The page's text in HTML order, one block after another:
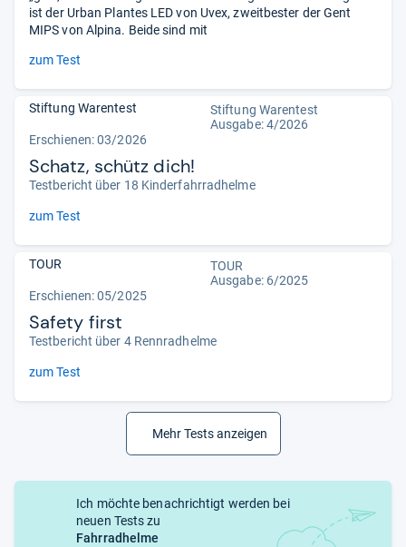
ist der Urban Plantes LED von Uvex, zweitbester der Gent
MIPS von Alpina. Beide sind mit
zum Test
Stiftung Warentest
Stiftung Warentest
Ausgabe: 4/2026
Erschienen:03/2026
Schatz, schütz dich!
Testbericht über 18 Kinderfahrradhelme
zum Test
TOUR
TOUR
Ausgabe: 6/2025
Erschienen: 05/2025
Safety first
Testbericht über 4 Rennradhelme
zum Test
Mehr Tests anzeigen
Ich möchte benachrichtigt werden bei
neuen Tests zu
Fahrradhelme